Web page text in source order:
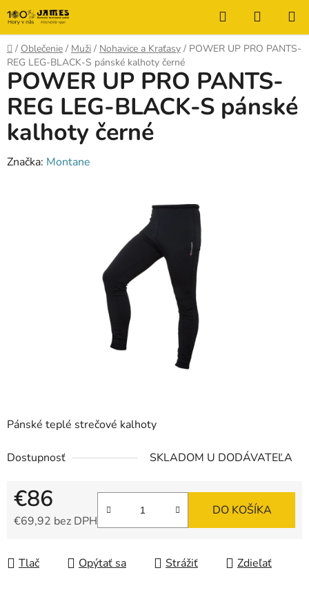
Prejsť
na
obsah
Hľadať
KOŠÍK
Domov
/ Oblečenie / Muži / Nohavice a Kraťasy / POWER UP PRO PANTS-
REG LEG-BLACK-S pánské kalhoty černé
Pánské teplé strečové kalhoty
Dostupnosť SKLADOM U DODÁVATEĽA
€86
€69,92 bez DPH
DO KOŠÍKA
Tlač Opýtať sa Strážiť Zdieľať
POWER UP PRO PANTS-
REG LEG-BLACK-S pánské
kalhoty černé
Značka: Montane